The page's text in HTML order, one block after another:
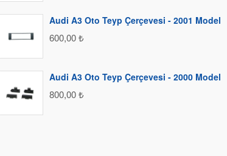
Audi A3 Oto Teyp Çerçevesi - 2001 Model
600,00₺
Audi A3 Oto Teyp Çerçevesi - 2000 Model
800,00₺